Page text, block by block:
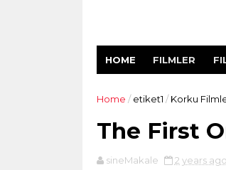
HOME FILMLER
Home / etiket1 / Korku
The First
sineMakale 2 years ago